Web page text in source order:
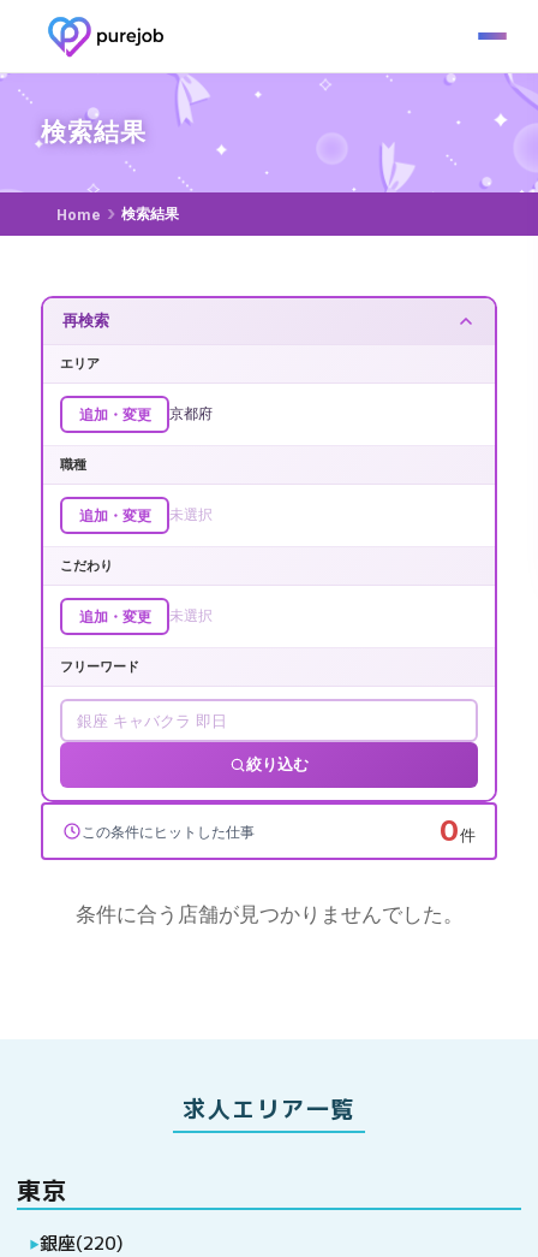
検索結果
Home 検索結果
この条件にヒットした仕事 絞り込みを変更
再検索
エリア
追加・変更 京都府
職種
追加・変更 未選択
こだわり
追加・変更 未選択
フリーワード
絞り込む
この条件にヒットした仕事 0件
条件に合う店舗が見つかりませんでした。
求人エリア一覧
東京
▶銀座(220)